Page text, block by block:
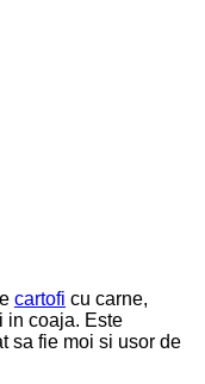
cartofi cu carne,
in coaja. Este
sa fie moi si usor de